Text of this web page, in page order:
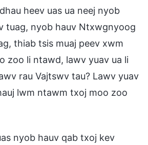
heev uas ua neej nyob
tuag, nyob hauv Ntxwgnyoog
thiab tsis muaj peev xwm
zoo li ntawd, lawv yuav ua li
rau Vajtswv tau? Lawv yuav
lwm ntawm txoj moo zoo
nyob hauv qab txoj kev